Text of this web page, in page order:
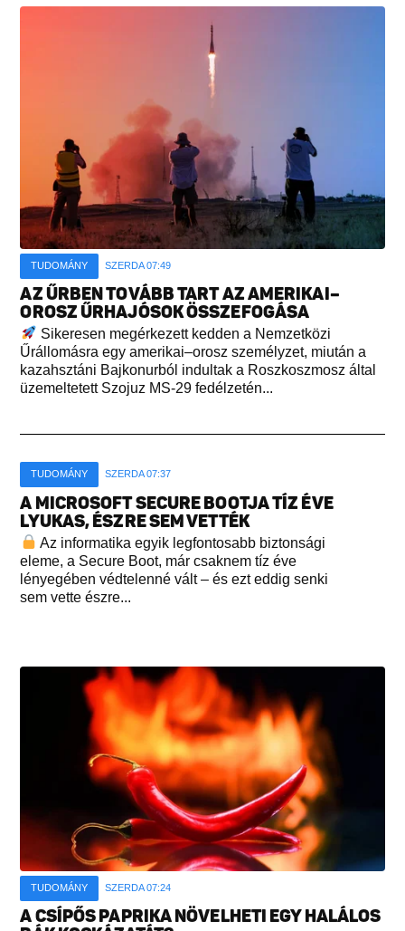
TUDOMÁNY SZERDA 07:49
AZ ŰRBEN TOVÁBB TART AZ AMERIKAI–
OROSZ ŰRHAJÓSOK ÖSSZEFOGÁSA
Sikeresen megérkezett kedden a Nemzetközi
Űrállomásra egy amerikai–orosz személyzet, miután a
kazahsztáni Bajkonurból indultak a Roszkoszmosz által
üzemeltetett Szojuz MS-29 fedélzetén...
TUDOMÁNY SZERDA 07:37
A MICROSOFT SECURE BOOTJA TÍZ ÉVE
LYUKAS, ÉSZRE SEM VETTÉK
Az informatika egyik legfontosabb biztonsági
eleme, a Secure Boot, már csaknem tíz éve
lényegében védtelenné vált – és ezt eddig senki
sem vette észre...
TUDOMÁNY SZERDA 07:24
A CSÍPŐS PAPRIKA NÖVELHETI EGY HALÁLOS